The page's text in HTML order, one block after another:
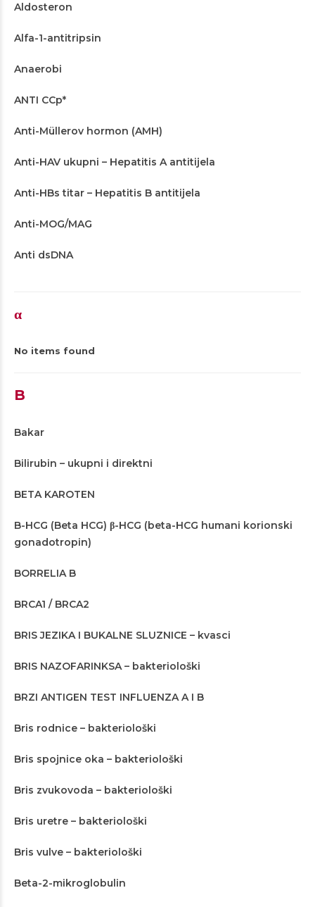
Aldosteron
Alfa-1-antitripsin
Anaerobi
ANTI CCp*
Anti-Müllerov hormon (AMH)
Anti-HAV ukupni – Hepatitis A antitijela
Anti-HBs titar – Hepatitis B antitijela
Anti-MOG/MAG
Anti dsDNA
α
No items found
B
Bakar
Bilirubin – ukupni i direktni
BETA KAROTEN
B-HCG (Beta HCG) β-HCG (beta-HCG humani korionski
gonadotropin)
BORRELIA B
BRCA1 / BRCA2
BRIS JEZIKA I BUKALNE SLUZNICE – kvasci
BRIS NAZOFARINKSA – bakteriološki
BRZI ANTIGEN TEST INFLUENZA A I B
Bris rodnice – bakteriološki
Bris spojnice oka – bakteriološki
Bris zvukovoda – bakteriološki
Bris uretre – bakteriološki
Bris vulve – bakteriološki
Beta-2-mikroglobulin